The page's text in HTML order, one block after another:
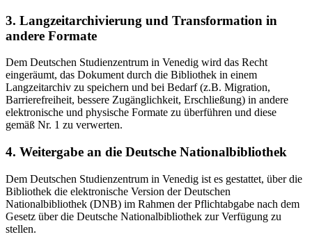
3. Langzeitarchivierung und Transformation in
andere Formate
Dem Deutschen Studienzentrum in Venedig wird das Recht
eingeräumt, das Dokument durch die Bibliothek in einem
Langzeitarchiv zu speichern und bei Bedarf (z.B. Migration,
Barrierefreiheit, bessere Zugänglichkeit, Erschließung) in andere
elektronische und physische Formate zu überführen und diese
gemäß Nr. 1 zu verwerten.
4. Weitergabe an die Deutsche Nationalbibliothek
Dem Deutschen Studienzentrum in Venedig ist es gestattet, über die
Bibliothek die elektronische Version der Deutschen
Nationalbibliothek (DNB) im Rahmen der Pflichtabgabe nach dem
Gesetz über die Deutsche Nationalbibliothek zur Verfügung zu
stellen.